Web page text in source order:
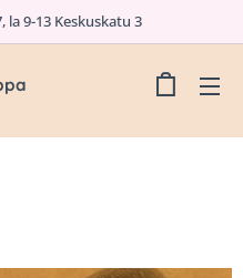
la 9-13 Keskuskatu 3